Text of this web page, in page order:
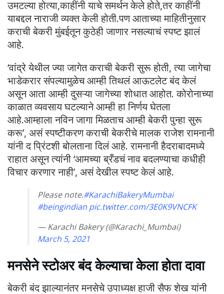
उमटल्या होत्या,काहींनी याचे समर्थन केले होते,तर काहींनी
याबद्दल नाराजी व्यक्त केली होती.पण आताच्या माहितीनुसार
कराची बेकरी मुंबईतून कुठेही जाणार नसल्याचं स्पष्ट झालं
आहे.
‘वांद्रे येथील ज्या जागेत कराची बेकरी सुरू होती, त्या जागेचा
भाडेकरार संपल्यामुळेच आम्ही तिथलं आऊटलेट बंद केलं
असून आता आम्ही दुसऱ्या जागेच्या शोधात आहोत. कोरोनाच्या
काळात व्यवसाय घटल्याने आम्ही हा निर्णय घेतला
आहे.आम्हाला नविन जागा मिळताच आम्ही बेकरी पुन्हा सुरू
करू’, असं स्पष्टीकरण कराची बेकरीचे मालक राजेश रामनानी
यांनी द प्रिंटशी बोलताना दिलं आहे. रामनानी हैदराबादमध्ये
राहात असून त्यांनी ‘आमच्या ब्रँडचं नाव बदलण्याचा कधीही
विचार करणार नाही’, असं देखील स्पष्ट केलं आहे.
Please note.#KarachiBakeryMumbai
#beingindian pic.twitter.com/3E0K9VNCFK
— Karachi Bakery (@Karachi_Mumbai)
March 5, 2021
मनसेने स्टोअर बंद केल्याचा केला होता दावा
बेकरी बंद झाल्यानंतर मनसेचे उपाध्यक्ष हाजी सैफ शेख यांनी